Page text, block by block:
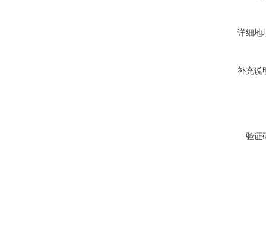
详细地
补充说
验证